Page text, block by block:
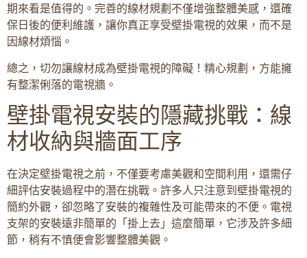
期來看是值得的。完善的線材規劃不僅增強整體美感，還確
保日後的便利維護，讓你真正享受壁掛電視的效果，而不是
因線材煩惱。
總之，切勿讓線材成為壁掛電視的障礙！精心規劃，方能擁
有整潔俐落的電視牆。
壁掛電視安裝的隱藏挑戰：線
材收納與牆面工序
在決定壁掛電視之前，不僅要考慮美觀和空間利用，還需仔
細評估安裝過程中的潛在挑戰。許多人只注意到壁掛電視的
簡約外觀，卻忽略了安裝的複雜性及可能帶來的不便。電視
支架的安裝遠非簡單的「掛上去」這麼簡單，它涉及許多細
節，稍有不慎便會影響整體美觀。